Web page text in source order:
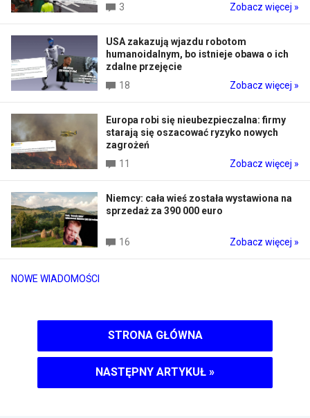
NOWE WIADOMOŚCI
3 Zobacz więcej »
USA zakazują wjazdu robotom
humanoidalnym, bo istnieje obawa o ich
zdalne przejęcie
18
Zobacz więcej »
Europa robi się nieubezpieczalna: firmy
starają się oszacować ryzyko nowych
zagrożeń
11
Zobacz więcej »
Niemcy: cała wieś została wystawiona na
sprzedaż za 390 000 euro
16 Zobacz więcej »
STRONA GŁÓWNA
NASTĘPNY ARTYKUŁ »